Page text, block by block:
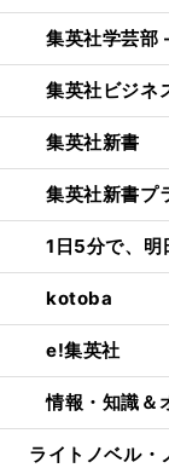
集英社学芸部
集英社ビジネ
集英社新書
集英社新書プ
1日5分で、
kotoba
e!集英社
情報・知識＆
ライトノベル・